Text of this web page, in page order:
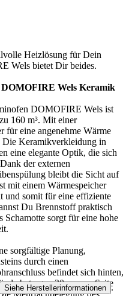
Heizlösung für Dein
Wels bietet Dir beides.
Wels Keramik
DOMOFIRE Wels ist
160 m³. Mit einer
für eine angenehme Wärme
Die Keramikverkleidung in
eine elegante Optik, die sich
der externen
bleibt die Sicht auf
mit einem Wärmespeicher
und somit für eine effiziente
Du Brennstoff praktisch
Schamotte sorgt für eine hohe
sorgfältige Planung,
durch einen
befindet sich hinten,
betragen 20 cm zur Seite
Mehrfachbelegung des
Siehe Herstellerinformationen .